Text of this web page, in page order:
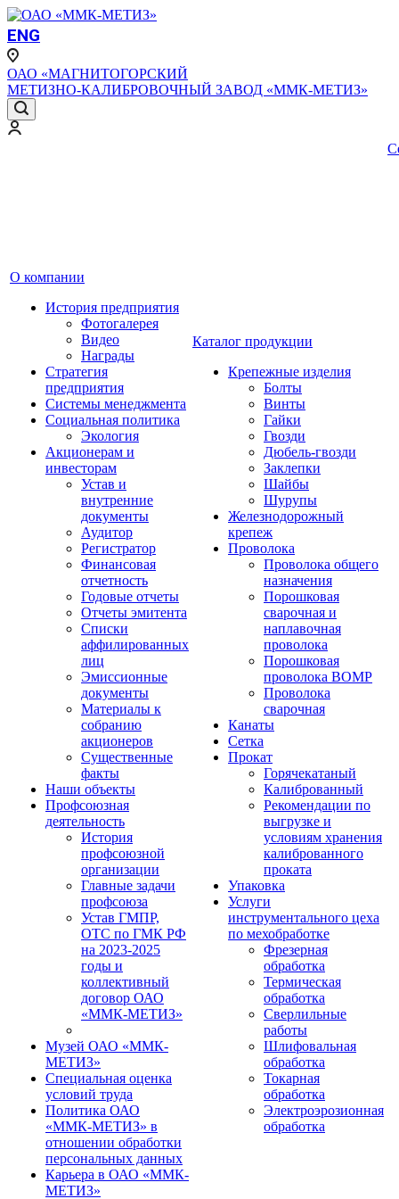
ENG
ОАО «МАГНИТОГОРСКИЙ
МЕТИЗНО-КАЛИБРОВОЧНЫЙ ЗАВОД «ММК-МЕТИЗ»
О компании
История предприятия
Фотогалерея
Видео
Награды
Стратегия
предприятия
Системы менеджмента
Социальная политика
Экология
Акционерам и
инвесторам
Устав и
внутренние
документы
Аудитор
Регистратор
Финансовая
отчетность
Годовые отчеты
Отчеты эмитента
Списки
аффилированных
лиц
Эмиссионные
документы
Материалы к
собранию
акционеров
Существенные
факты
Наши объекты
Профсоюзная
деятельность
История
профсоюзной
организации
Главные задачи
профсоюза
Устав ГМПР,
ОТС по ГМК РФ
на 2023-2025
годы и
коллективный
договор ОАО
«ММК-МЕТИЗ»
Музей ОАО «ММК-
МЕТИЗ»
Специальная оценка
условий труда
Политика ОАО
«ММК-МЕТИЗ» в
отношении обработки
персональных данных
Карьера в ОАО «ММК-
МЕТИЗ»
Каталог продукции
Крепежные изделия
Болты
Винты
Гайки
Гвозди
Дюбель-гвозди
Заклепки
Шайбы
Шурупы
Железнодорожный
крепеж
Проволока
Проволока общего
назначения
Порошковая
сварочная и
наплавочная
проволока
Порошковая
проволока ВОМР
Проволока
сварочная
Канаты
Сетка
Прокат
Горячекатаный
Калиброванный
Рекомендации по
выгрузке и
условиям хранения
калиброванного
проката
Упаковка
Услуги
инструментального цеха
по мехобработке
Фрезерная
обработка
Термическая
обработка
Сверлильные
работы
Шлифовальная
обработка
Токарная
обработка
Электроэрозионная
обработка